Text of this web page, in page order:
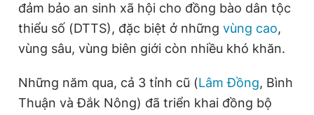
Tiện ích Bạn cần biết
Thông tin tòa soạn
đảm bảo an sinh xã hội cho đồng bào dân tộc
thiểu số (DTTS), đặc biệt ở những vùng cao,
vùng sâu, vùng biên giới còn nhiều khó khăn.
Những năm qua, cả 3 tỉnh cũ (Lâm Đồng, Bình
Thuận và Đắk Nông) đã triển khai đồng bộ